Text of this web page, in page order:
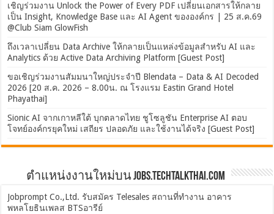
เชิญร่วมงาน Unlock the Power of Every PDF เปลี่ยนเอกสารให้กลาย
เป็น Insight, Knowledge Base และ AI Agent ขององค์กร | 25 ส.ค.69
@Club Siam GlowFish
ถึงเวลาเปลี่ยน Data Archive ให้กลายเป็นแหล่งข้อมูลสำหรับ AI และ
Analytics ด้วย Active Data Archiving Platform [Guest Post]
ขอเชิญร่วมงานสัมมนาใหญ่ประจำปี Blendata – Data & AI Decoded
2026 [20 ส.ค. 2026 – 8.00น. ณ โรงแรม Eastin Grand Hotel
Phayathai]
Sionic AI จากเกาหลีใต้ บุกตลาดไทย ชูโซลูชัน Enterprise AI ตอบ
โจทย์องค์กรยุคใหม่ เสถียร ปลอดภัย และใช้งานได้จริง [Guest Post]
ตำแหน่งงานใหม่บน Jobs.TechTalkThai.com
Jobprompt Co.,Ltd. รับสมัคร Telesales สถานที่ทำงาน อาคาร
พหลโยธินเพลส BTSอารีย์